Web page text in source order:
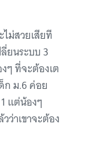
ไม่สวยเสียที
ยนระบบ 3
ๆ ที่จะต้องเต
ก ม.6 ค่อย
แต่น้องๆ
ว่าเขาจะต้อง